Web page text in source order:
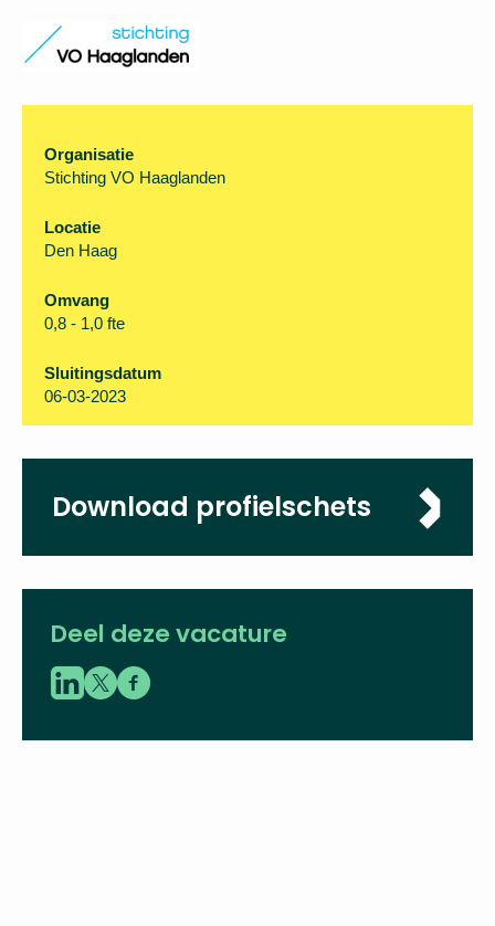
Organisatie
Locatie
06-03-2023
Download
profielschets